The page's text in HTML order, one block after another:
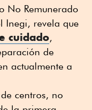
No Remunerado
Inegi, revela que
cuidado,
de
actualmente a
centros, no